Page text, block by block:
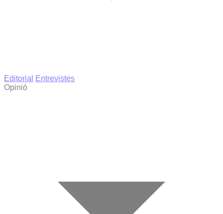
Editorial
Entrevistes
Opinió